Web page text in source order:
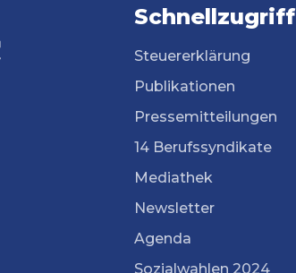
Schnellzugriff
Steuererklärung
Publikationen
Pressemitteilungen
14 Berufssyndikate
Mediathek
Newsletter
Agenda
Sozialwahlen 2024